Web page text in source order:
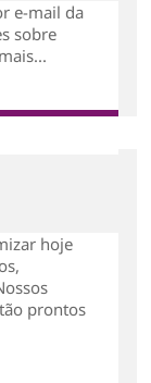
e-mail da
sobre
hoje
prontos